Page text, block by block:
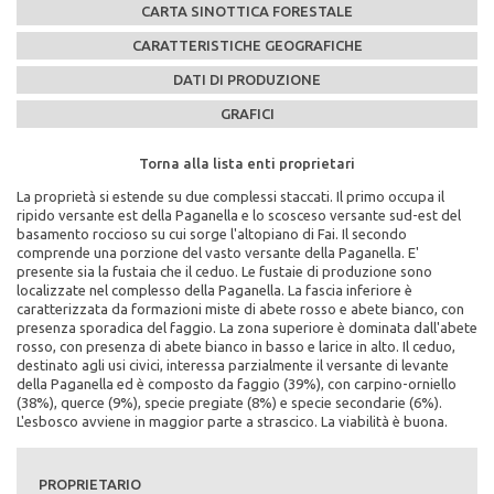
CARTA SINOTTICA FORESTALE
CARATTERISTICHE GEOGRAFICHE
DATI DI PRODUZIONE
GRAFICI
Torna alla lista enti proprietari
La proprietà si estende su due complessi staccati. Il primo occupa il
ripido versante est della Paganella e lo scosceso versante sud-est del
basamento roccioso su cui sorge l'altopiano di Fai. Il secondo
comprende una porzione del vasto versante della Paganella. E'
presente sia la fustaia che il ceduo. Le fustaie di produzione sono
localizzate nel complesso della Paganella. La fascia inferiore è
caratterizzata da formazioni miste di abete rosso e abete bianco, con
presenza sporadica del faggio. La zona superiore è dominata dall'abete
rosso, con presenza di abete bianco in basso e larice in alto. Il ceduo,
destinato agli usi civici, interessa parzialmente il versante di levante
della Paganella ed è composto da faggio (39%), con carpino-orniello
(38%), querce (9%), specie pregiate (8%) e specie secondarie (6%).
L'esbosco avviene in maggior parte a strascico. La viabilità è buona.
PROPRIETARIO
Torna alla lista enti proprietari
Scarica la mappa sinottica forestale del comune di
Comune di Zambana
cliccando qui
Torna alla lista enti proprietari
Caratteristiche Stazionali:
Altitudine Minima: 1080
Altitudine Massima: 1900
Altitudine Prevalente: 1561
Esposizione: nord, nord/ovest
Caratteristiche Geologiche:
Substrato Geologico: calcari
Torna alla lista enti proprietari
PEFC n°:
PEFC/18-21-02/06
Scadenza del piano di assestamento:
2005-2014
Superficie di proprietà totale (in ettari):
762
Superficie della fustaia di produzione (in ettari):
340
Torna alla lista enti proprietari
Massa legnosa ad ettaro: